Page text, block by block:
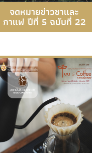
จดหมายข่าวชาและ
กาแฟ ปีที่ 5 ฉบับที่ 22